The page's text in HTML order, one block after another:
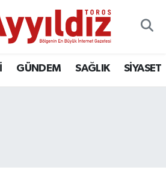
GÜNDEM SAĞLIK SİYASET